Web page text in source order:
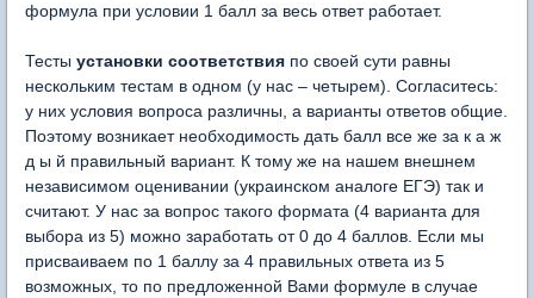
формула при условии 1 балл за весь ответ работает.
Тесты установки соответствия по своей сути равны
нескольким тестам в одном (у нас – четырем). Согласитесь:
у них условия вопроса различны, а варианты ответов общие.
Поэтому возникает необходимость дать балл все же за к а ж
д ы й правильный вариант. К тому же на нашем внешнем
независимом оценивании (украинском аналоге ЕГЭ) так и
считают. У нас за вопрос такого формата (4 варианта для
выбора из 5) можно заработать от 0 до 4 баллов. Если мы
присваиваем по 1 баллу за 4 правильных ответа из 5
возможных, то по предложенной Вами формуле в случае